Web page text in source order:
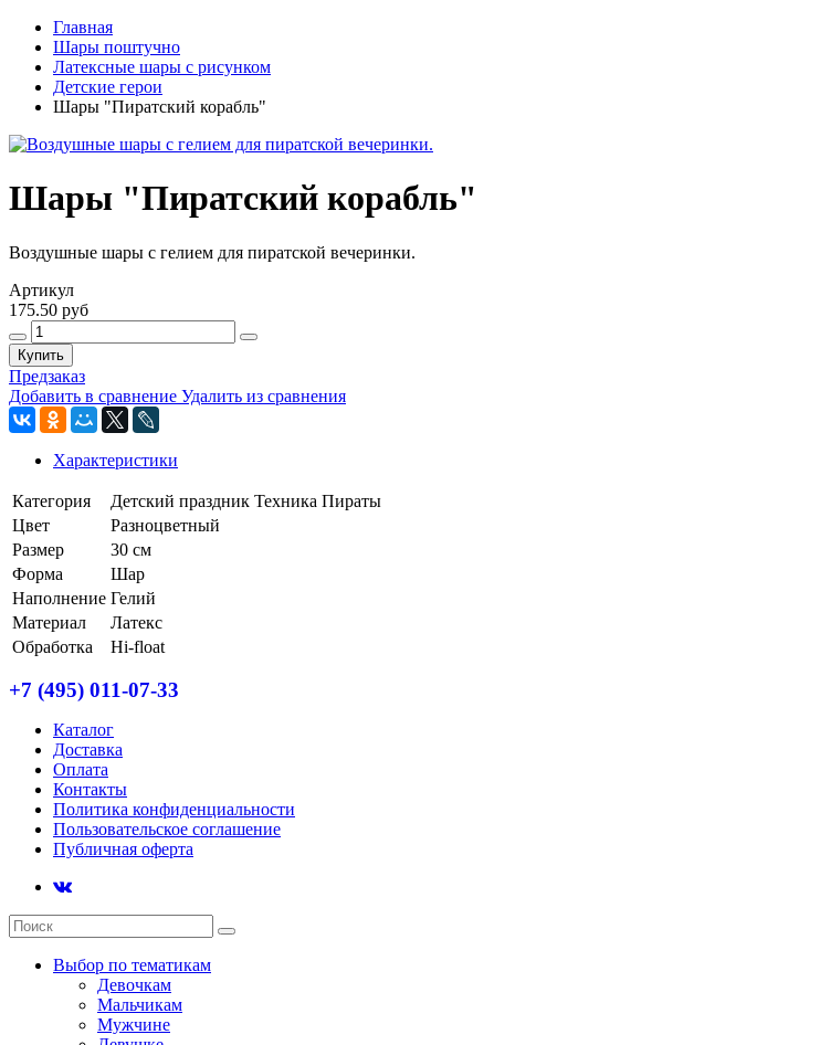
Главная
Шары поштучно
Латексные шары с рисунком
Детские герои
Шары "Пиратский корабль"
Шары "Пиратский корабль"
Воздушные шары с гелием для пиратской вечеринки.
Артикул
175.50 руб
Купить
Предзаказ
Добавить в сравнение Удалить из сравнения
Характеристики
Категория Детский праздник Техника Пираты
Цвет
Разноцветный
Размер
30 см
Форма
Шар
Наполнение Гелий
Материал
Латекс
Обработка
Hi-float
+7 (495) 011-07-33
Каталог
Доставка
Оплата
Контакты
Политика конфиденциальности
Пользовательское соглашение
Публичная оферта
Выбор по тематикам
Девочкам
Мальчикам
Мужчине